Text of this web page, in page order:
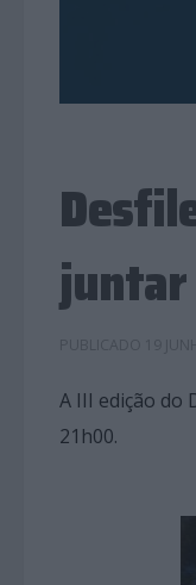
juntar
A III edição do
21h00.